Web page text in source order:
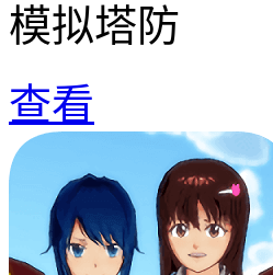
模拟塔防
查看